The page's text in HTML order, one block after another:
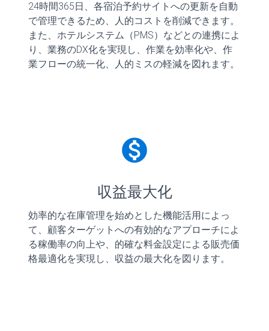
24時間365日、各宿泊予約サイトへの更新を自動
で管理できるため、人的コストを削減できます。
また、ホテルシステム（PMS）などとの連携によ
り、業務のDX化を実現し、作業を効率化や、作
業フローの統一化、人的ミスの軽減を図れます。
monetization_on
収益最大化
効率的な在庫管理を始めとした機能活用によっ
て、顧客ターゲットへの有効的なアプローチによ
る稼働率の向上や、的確な料金設定による販売価
格最適化を実現し、収益の最大化を図ります。